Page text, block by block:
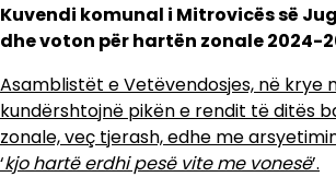
Kuvendi komunal i Mitrovicës së
dhe voton për hartën zonale 2024-
Asamblistët e Vetëvendosjes, në krye
kundërshtojnë pikën e rendit të ditës
zonale, veç tjerash, edhe me
‘kjo hartë erdhi pesë vite me vonesë’.